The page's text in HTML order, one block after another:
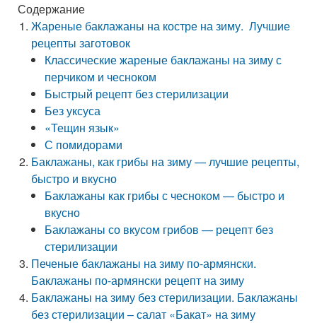
Содержание
Жареные баклажаны на костре на зиму. Лучшие
рецепты заготовок
Классические жареные баклажаны на зиму с
перчиком и чесноком
Быстрый рецепт без стерилизации
Без уксуса
«Тещин язык»
С помидорами
Баклажаны, как грибы на зиму — лучшие рецепты,
быстро и вкусно
Баклажаны как грибы с чесноком — быстро и
вкусно
Баклажаны со вкусом грибов — рецепт без
стерилизации
Печеные баклажаны на зиму по-армянски.
Баклажаны по-армянски рецепт на зиму
Баклажаны на зиму без стерилизации. Баклажаны
без стерилизации – салат «Бакат» на зиму